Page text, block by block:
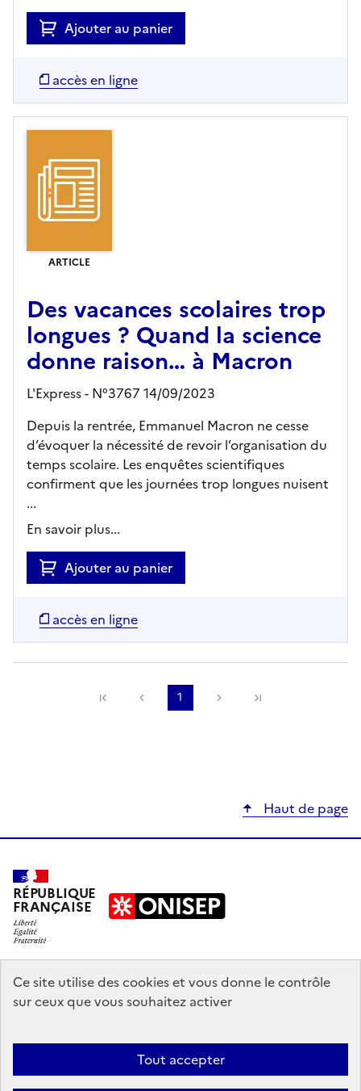
Ce site utilise des cookies et vous donne le contrôle
sur ceux que vous souhaitez activer
Tout accepter
Ajouter au panier
accès en ligne
ARTICLE
Des vacances scolaires trop
longues ? Quand la science
donne raison… à Macron
L'Express - N°3767 14/09/2023
Depuis la rentrée, Emmanuel Macron ne cesse
d’évoquer la nécessité de revoir l’organisation du
temps scolaire. Les enquêtes scientifiques
confirment que les journées trop longues nuisent
...
En savoir plus...
Ajouter au panier
accès en ligne
Précédente
1 Suivante
Haut de page
RÉPUBLIQUE
FRANÇAISE
education.gouv.fr
enseignementsup-recherche.gouv.fr